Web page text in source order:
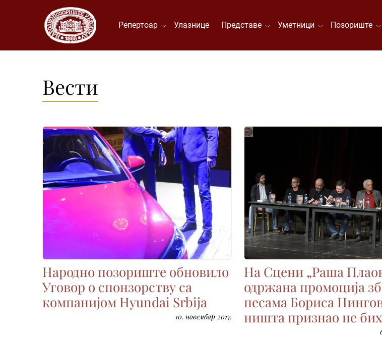
Репертоар Улазнице Представе Уметници Позориште
Вести
Народно позориште обновило
Уговор о спонзорству са
компанијом Hyundai Srbija
10. новембар 2017.
На Сцени „Раша
одржана промоција
песама Бориса
ништа признао не